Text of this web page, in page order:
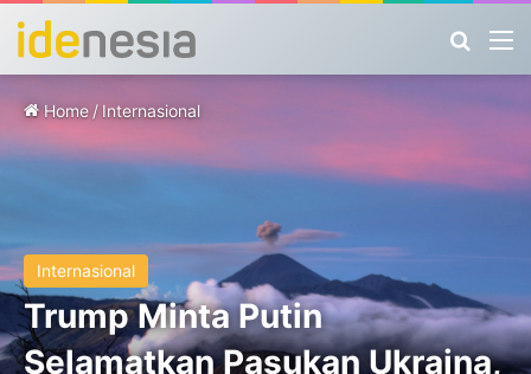
Home / Internasional
Internasional
Trump Minta Putin
Selamatkan Pasukan Ukraina,